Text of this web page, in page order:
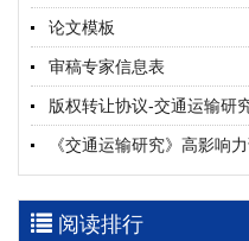
基于TimeXer模型的高速公
孙偲赫, 宋国华, 朱子俊, 范鹏
2026, 12(3): 151-162.
9931.2026.03.012
摘要 (24) HTML(23)
多层能源供给网络下高速公
郝泉霖, 兰富安, 赖波, 陈立
2026, 12(3): 163-175.
9931.2026.03.013
论文模板
审稿专家信息表
版权转让协议-交通运输研
《交通运输研究》高影响
中英文摘要撰写规范及样例
阅读排行